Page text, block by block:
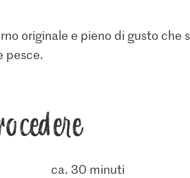
originale e pieno di gusto che
pesce.
ca. 30 minuti